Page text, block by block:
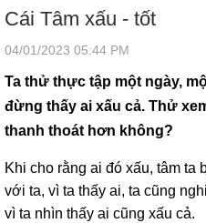
Cái Tâm xấu - tốt
04/01/2023 05:44 PM
Ta thử thực tập một ngày,
đừng thấy ai xấu cả. Thử
thanh thoát hơn không?
Khi cho rằng ai đó xấu, tâm ta
với ta, vì ta thấy ai, ta cũng
vì ta nhìn thấy ai cũng xấu cả.